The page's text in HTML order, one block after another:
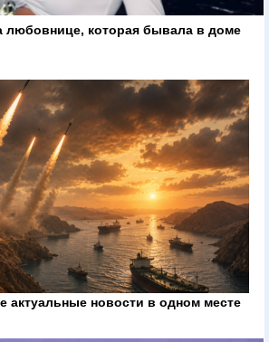
любовнице, которая бывала в доме
актуальные новости в одном месте